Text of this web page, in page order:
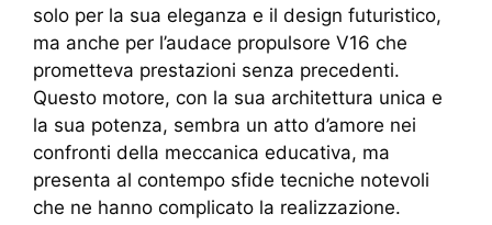
solo per la sua eleganza e il design futuristico,
ma anche per l’audace propulsore V16 che
prometteva prestazioni senza precedenti.
Questo motore, con la sua architettura unica e
la sua potenza, sembra un atto d’amore nei
confronti della meccanica educativa, ma
presenta al contempo sfide tecniche notevoli
che ne hanno complicato la realizzazione.